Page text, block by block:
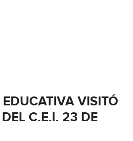
VISITÓ
C.E.I. 23 DE